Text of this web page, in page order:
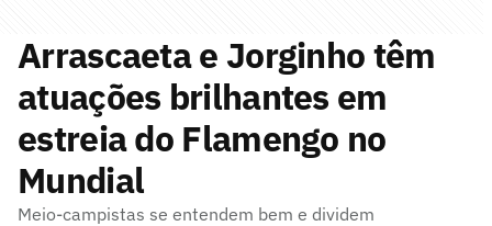
Arrascaeta e Jorginho têm
atuações brilhantes em
estreia do Flamengo no
Mundial
Meio-campistas se entendem bem e dividem